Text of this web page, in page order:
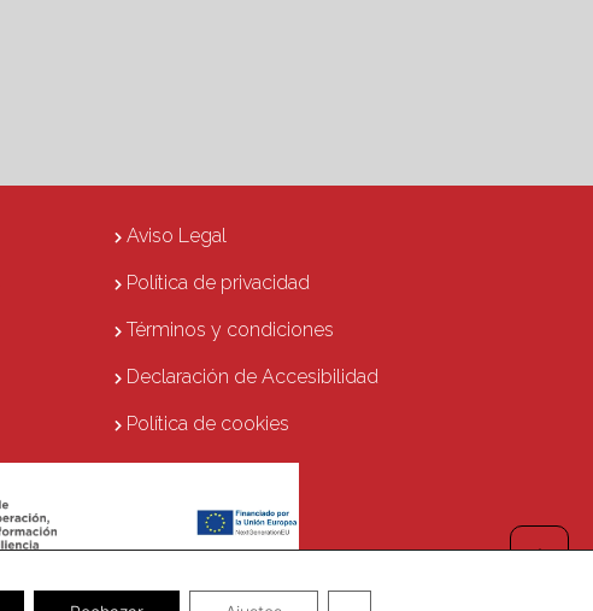
Aviso Legal
Política de privacidad
Términos y condiciones
Declaración de Accesibilidad
Política de cookies